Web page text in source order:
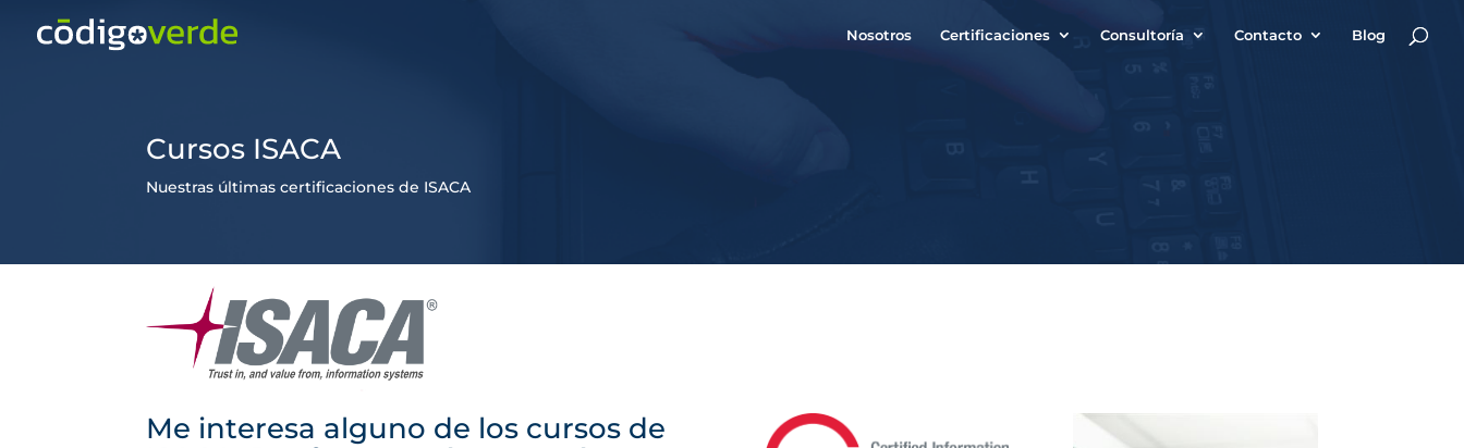
Nosotros Certificaciones Consultoría Contacto Blog
Cursos ISACA
Nuestras últimas certificaciones de ISACA
Me interesa alguno de los cursos de